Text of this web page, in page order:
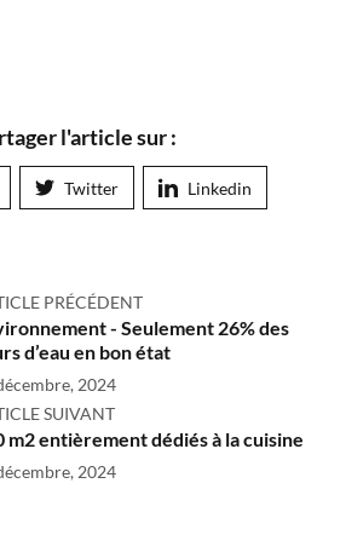
l'article sur :
Twitter Linkedin
PRÉCÉDENT
- Seulement 26% des
d’eau en bon état
2024
SUIVANT
m2 entièrement dédiés à la cuisine
2024